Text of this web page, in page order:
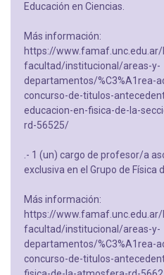
Educación en Ciencias.
Más información:
https://www.famaf.unc.edu.ar/
facultad/institucional/areas-y-
departamentos/%C3%A1rea-
concurso-de-titulos-
educacion-en-fisica-de-la-
rd-56525/
.- 1 (un) cargo de profesor/a
exclusiva en el Grupo de Física
Más información:
https://www.famaf.unc.edu.ar/
facultad/institucional/areas-y-
departamentos/%C3%A1rea-
concurso-de-titulos-